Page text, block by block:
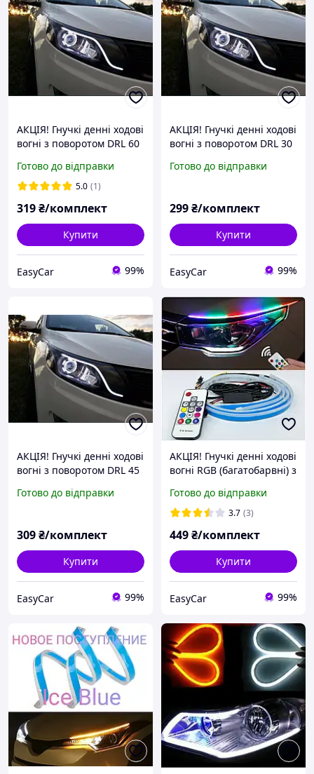
АКЦІЯ! Гнучкі денні ходові
вогні з поворотом DRL 60
Готово до відправки
5.0 (1)
319₴/комплект
Купити
EasyCar 99%
АКЦІЯ! Гнучкі денні ходові
вогні з поворотом DRL 30
Готово до відправки
299₴/комплект
Купити
EasyCar 99%
АКЦІЯ! Гнучкі денні ходові
вогні з поворотом DRL 45
Готово до відправки
309₴/комплект
Купити
EasyCar 99%
АКЦІЯ! Гнучкі денні ходові
вогні RGB (багатобарвні) з
60см Ходові вогні 2 в 1
Готово до відправки
3.7 (3)
449₴/комплект
Купити
EasyCar 99%